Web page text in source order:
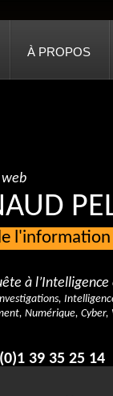
À PROPOS
à
Numérique, Cyber,
39 35 25 14